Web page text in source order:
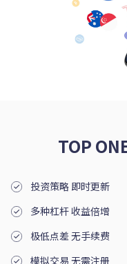
TOP
投资策略 即时更新
多种杠杆 收益倍增
极低点差 无手续费
模拟交易 无需注册